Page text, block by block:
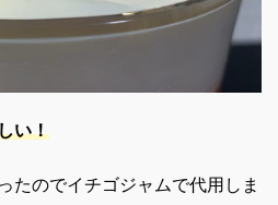
い！
たのでイチゴジャムで代用しま